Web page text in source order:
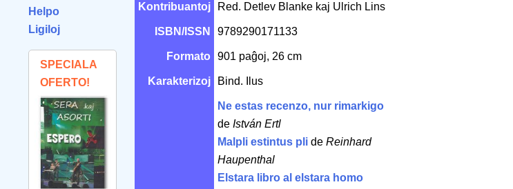
Helpo
Ligiloj
SPECIALA
OFERTO!
Kontribuantoj Red. Detlev Blanke kaj Ulrich Lins
ISBN/ISSN 9789290171133
Formato 901 paĝoj, 26 cm
Karakterizoj Bind. Ilus
Ne estas recenzo, nur rimarkigo
de István Ertl
Malpli estintus pli de Reinhard
Haupenthal
Elstara libro al elstara homo